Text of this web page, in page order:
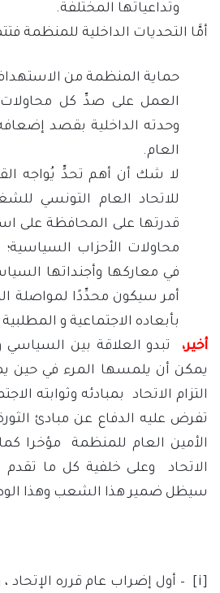
وتداعياتها المختلفة.
أمَّا التحديات الداخلية للمنظمة
حماية المنظمة من
العمل على صدِّ كل محاولات
وحدته الداخلية بقصد
العام.
لا شك أن أهم تحدٍّ يُواجه
للاتحاد العام التونسي
قدرتها على المحافظة على
محاولات الأحزاب
في معاركها وأجنداتها
أمر سيكون محدِّدًا لمواصلة
بأبعاده الاجتماعية و
أخير، تبدو العلاقة بين السياسي
يمكن أن يلمسها المرء في حين
التزام الاتحاد بمبادئه وثوابته
تفرض عليه الدفاع عن مبادئ
الأمين العام للمنظمة مؤخرا
الاتحاد وعلى خلفية كل ما تقدم
سيظل ضمير هذا الشعب وهذا
– أول إضراب عام قرره الإتحاد